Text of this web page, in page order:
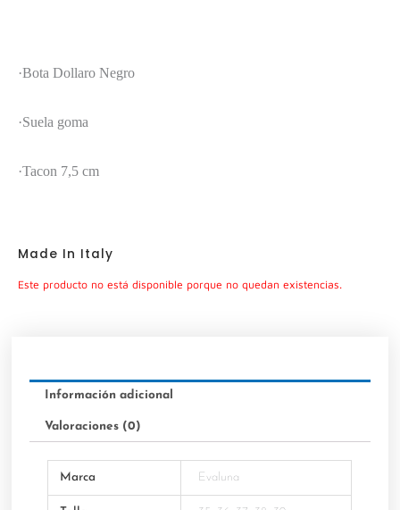
·Bota Dollaro Negro
·Suela goma
·Tacon 7,5 cm
Made In Italy
Este producto no está disponible porque no quedan existencias.
Información adicional
Valoraciones (0)
Marca Evaluna